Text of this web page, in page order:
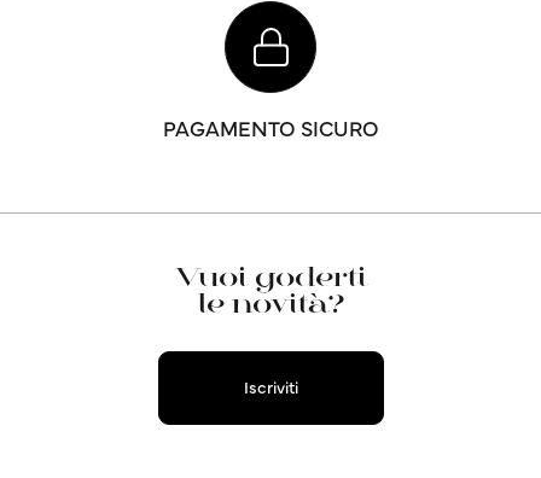
PAGAMENTO SICURO
Vuoi goderti
le novità?
Iscriviti